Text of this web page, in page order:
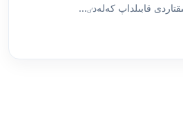
قابىلداپ كەلەدٸ...